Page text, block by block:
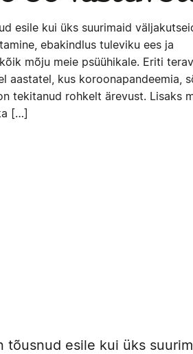
esile kui üks suurimaid
ebakindlus tuleviku ees ja
mõju meie psüühikale. Eriti
aastatel, kus koroonapandeemia,
tekitanud rohkelt ärevust. Lisaks
[…]
tõusnud esile kui üks